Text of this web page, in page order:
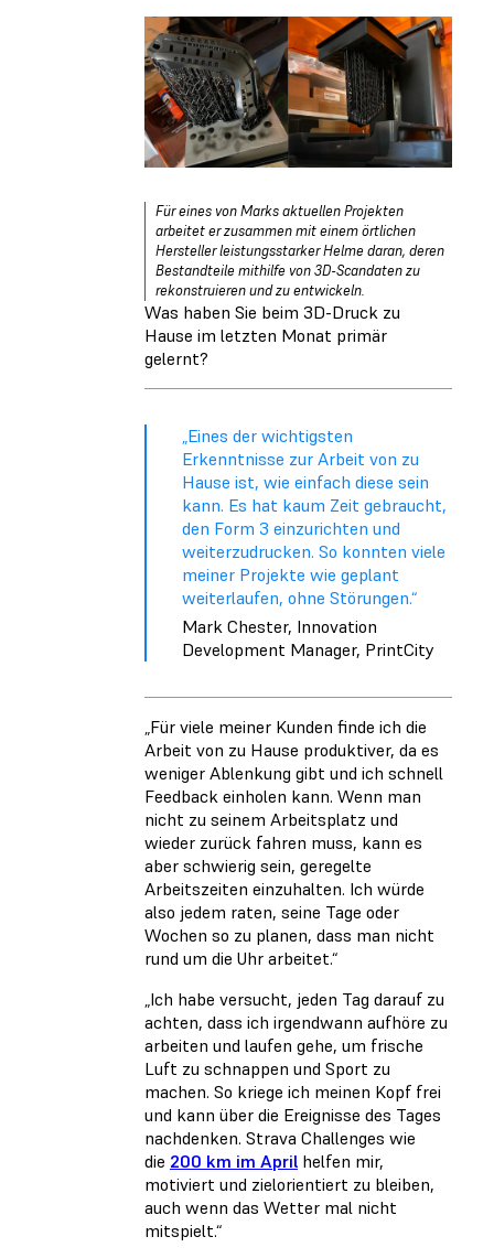
Für eines von Marks aktuellen Projekten
arbeitet er zusammen mit einem örtlichen
Hersteller leistungsstarker Helme daran, deren
Bestandteile mithilfe von 3D-Scandaten zu
rekonstruieren und zu entwickeln.
Was haben Sie beim 3D-Druck zu
Hause im letzten Monat primär
gelernt?
„Eines der wichtigsten
Erkenntnisse zur Arbeit von zu
Hause ist, wie einfach diese sein
kann. Es hat kaum Zeit gebraucht,
den Form 3 einzurichten und
weiterzudrucken. So konnten viele
meiner Projekte wie geplant
weiterlaufen, ohne Störungen.“
Mark Chester, Innovation
Development Manager, PrintCity
„Für viele meiner Kunden finde ich die
Arbeit von zu Hause produktiver, da es
weniger Ablenkung gibt und ich schnell
Feedback einholen kann. Wenn man
nicht zu seinem Arbeitsplatz und
wieder zurück fahren muss, kann es
aber schwierig sein, geregelte
Arbeitszeiten einzuhalten. Ich würde
also jedem raten, seine Tage oder
Wochen so zu planen, dass man nicht
rund um die Uhr arbeitet.“
„Ich habe versucht, jeden Tag darauf zu
achten, dass ich irgendwann aufhöre zu
arbeiten und laufen gehe, um frische
Luft zu schnappen und Sport zu
machen. So kriege ich meinen Kopf frei
und kann über die Ereignisse des Tages
nachdenken. Strava Challenges wie
die 200 km im April helfen mir,
motiviert und zielorientiert zu bleiben,
auch wenn das Wetter mal nicht
mitspielt.“